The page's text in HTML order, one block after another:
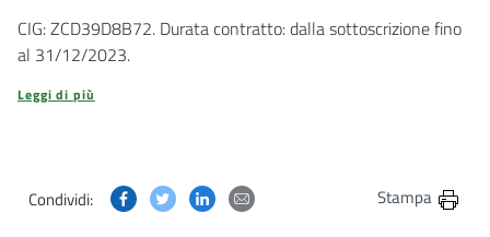
CIG: ZCD39D8B72. Durata contratto: dalla sottoscrizione fino
al 31/12/2023.
Leggi di più
Condividi: Condividi questa pagina su Facebook
Condividi questa pagina su Twitter
Condividi questa pagina su Linkedin
Condividi questa pagina via
Stampa